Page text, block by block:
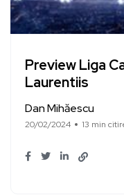
Preview Liga
Laurentiis
Dan Mihăescu
20/02/2024 13 min